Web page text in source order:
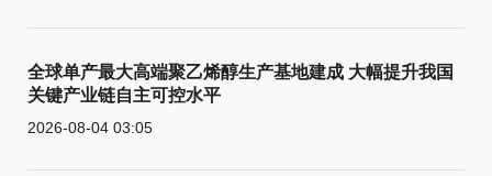
全球单产最大高端聚乙烯醇生产基地建成 大幅提升我国
关键产业链自主可控水平
2026-08-04 03:05